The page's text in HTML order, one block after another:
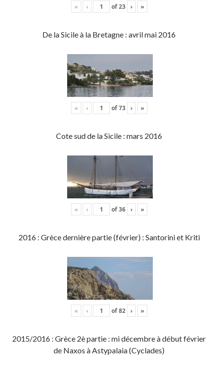
« ‹ of23 › »
De la Sicile à la Bretagne : avril mai 2016
« ‹ of73 › »
Cote sud de la Sicile : mars 2016
« ‹ of36 › »
2016 : Grèce dernière partie (février) : Santorini et Kriti
« ‹ of82 › »
2015/2016 : Grèce 2è partie : mi décembre à début février
de Naxos à Astypalaia (Cyclades)